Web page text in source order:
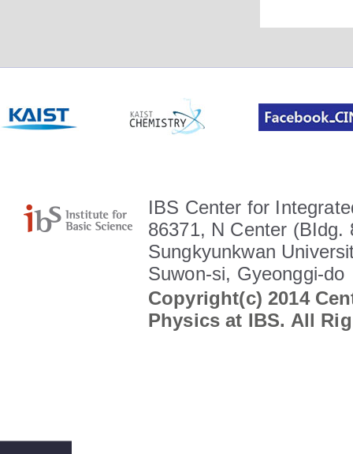
IBS Center for
86371, N Center (BIdg.
Sungkyunkwan
Suwon-si, Gyeonggi-do
Copyright(c) 2014
Physics at IBS. All